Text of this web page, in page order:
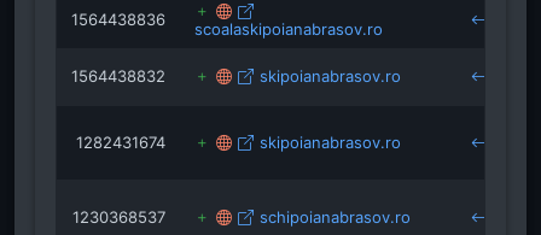
1564438836 scoalaskipoianabrasov.ro
1564438832 skipoianabrasov.ro
1282431674 skipoianabrasov.ro
1230368537 schipoianabrasov.ro